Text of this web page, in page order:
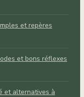
et repères
et bons réflexes
et alternatives à